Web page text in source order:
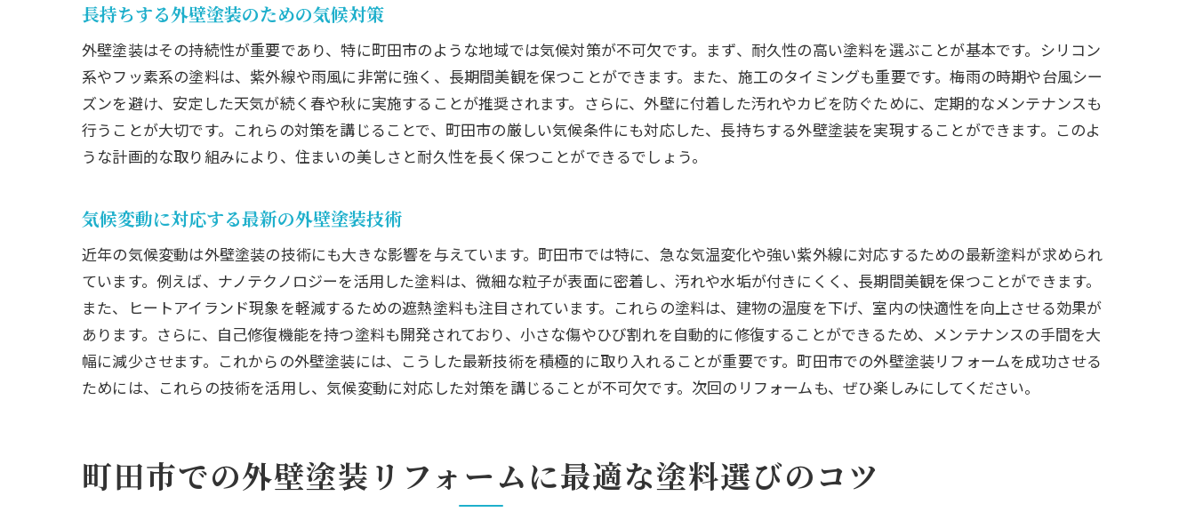
リフォーム中のトラブル対処法
リフォーム後の保証とメンテナンス
町田市の外壁塗装リフォームで耐久性を高める方法
耐久性の高い塗料の選び方
施工方法で耐久性を向上させるコツ
メンテナンスで長持ちさせる方法
耐久性の高い塗料の最新トレンド
リフォーム後の定期点検と修理の重要性
外壁塗装リフォーム後の町田市の住宅メンテナンスガイド
メンテナンスの基本と重要性
季節ごとのメンテナンス方法
長持ちさせるための定期点検のポイント
メンテナンスで外壁の美観を保つコツ
町田市の外壁塗装リフォームで住宅の美観を保つポイント
長持ちする外壁塗装のための気候対策
外壁塗装はその持続性が重要であり、特に町田市のような地域では気候対策が不可欠です。まず、耐久性の高い塗料を選ぶことが基本です。シリコン
系やフッ素系の塗料は、紫外線や雨風に非常に強く、長期間美観を保つことができます。また、施工のタイミングも重要です。梅雨の時期や台風シー
ズンを避け、安定した天気が続く春や秋に実施することが推奨されます。さらに、外壁に付着した汚れやカビを防ぐために、定期的なメンテナンスも
行うことが大切です。これらの対策を講じることで、町田市の厳しい気候条件にも対応した、長持ちする外壁塗装を実現することができます。このよ
うな計画的な取り組みにより、住まいの美しさと耐久性を長く保つことができるでしょう。
気候変動に対応する最新の外壁塗装技術
近年の気候変動は外壁塗装の技術にも大きな影響を与えています。町田市では特に、急な気温変化や強い紫外線に対応するための最新塗料が求められ
ています。例えば、ナノテクノロジーを活用した塗料は、微細な粒子が表面に密着し、汚れや水垢が付きにくく、長期間美観を保つことができます。
また、ヒートアイランド現象を軽減するための遮熱塗料も注目されています。これらの塗料は、建物の温度を下げ、室内の快適性を向上させる効果が
あります。さらに、自己修復機能を持つ塗料も開発されており、小さな傷やひび割れを自動的に修復することができるため、メンテナンスの手間を大
幅に減少させます。これからの外壁塗装には、こうした最新技術を積極的に取り入れることが重要です。町田市での外壁塗装リフォームを成功させる
ためには、これらの技術を活用し、気候変動に対応した対策を講じることが不可欠です。次回のリフォームも、ぜひ楽しみにしてください。
町田市での外壁塗装リフォームに最適な塗料選びのコツ